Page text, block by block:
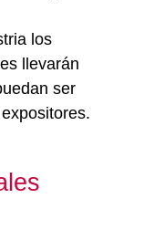
los
llevarán
ser